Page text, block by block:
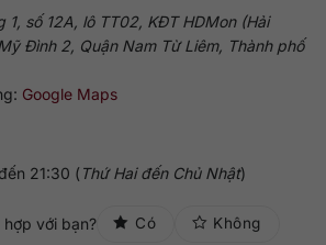
1, số 12A, lô TT02, KĐT HDMon (Hải
Đình 2, Quận Nam Từ Liêm, Thành phố
Google Maps
21:30 ( Thứ Hai đến Chủ Nhật)
với bạn? Có Không